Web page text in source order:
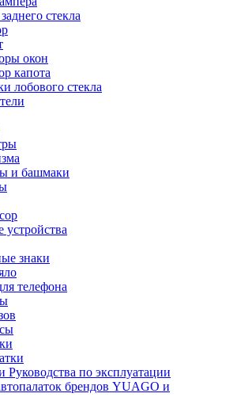
стекла
окон
капота
лобового стекла
и башмаки
устройства
знаки
телефона
по эксплуатации
брендов YUAGO и